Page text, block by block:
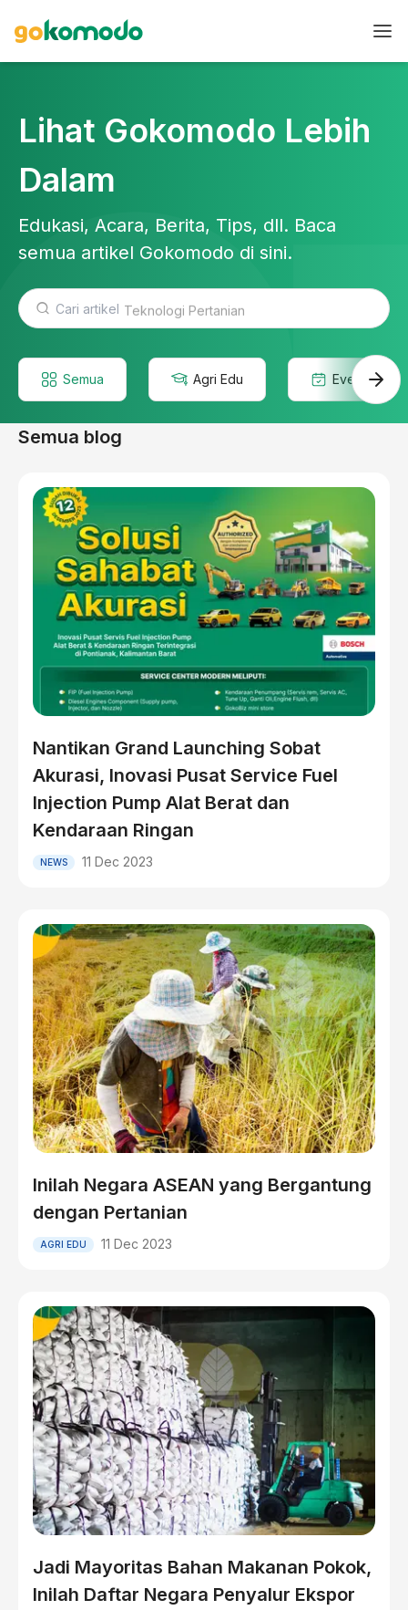
Lihat Gokomodo Lebih
Dalam
Edukasi, Acara, Berita, Tips, dll. Baca
semua artikel Gokomodo di sini.
Teknologi Pertanian
Semua Agri Edu Event
Semua blog
Nantikan Grand Launching Sobat
Akurasi, Inovasi Pusat Service Fuel
Injection Pump Alat Berat dan
Kendaraan Ringan
NEWS 11 Dec 2023
Inilah Negara ASEAN yang Bergantung
dengan Pertanian
AGRI EDU 11 Dec 2023
Jadi Mayoritas Bahan Makanan Pokok,
Inilah Daftar Negara Penyalur Ekspor